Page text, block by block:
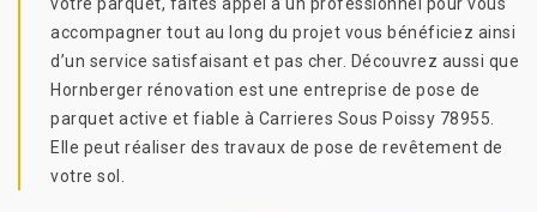
accompagner tout au long du projet vous bénéficiez ainsi
d’un service satisfaisant et pas cher. Découvrez aussi que
Hornberger rénovation est une entreprise de pose de
parquet active et fiable à Carrieres Sous Poissy 78955.
Elle peut réaliser des travaux de pose de revêtement de
votre sol.